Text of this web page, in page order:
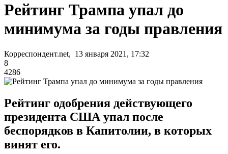
Рейтинг Трампа упал до
минимума за годы правления
Корреспондент.net, 13 января 2021, 17:32
8
4286
Рейтинг одобрения действующего
президента США упал после
беспорядков в Капитолии, в которых
винят его.